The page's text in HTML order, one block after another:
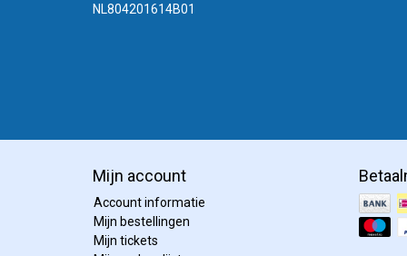
Als u
mc?
Wilt u
NL804201614B01
Mijn account
Account informatie
Mijn bestellingen
Mijn tickets